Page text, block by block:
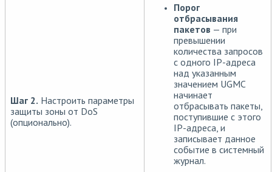
Шаг 2. Настроить параметры
защиты зоны от DoS
(опционально).
Порог
отбрасывания
пакетов — при
превышении
количества запросов
с одного IP-адреса
над указанным
значением UGMC
начинает
отбрасывать пакеты,
поступившие с этого
IP-адреса, и
записывает данное
событие в системный
журнал.